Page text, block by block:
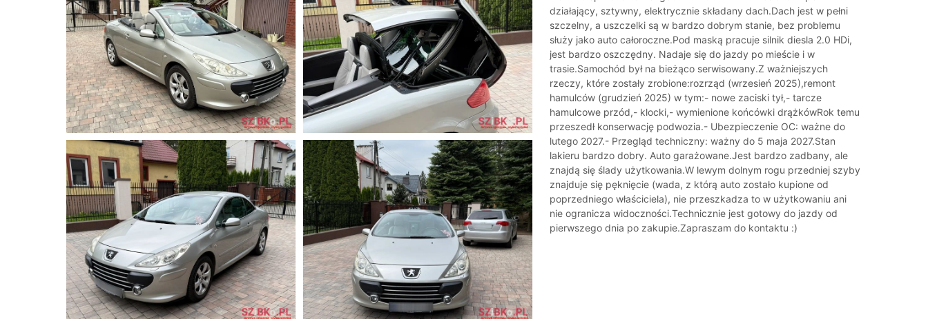
działający, sztywny, elektrycznie składany dach.Dach jest w pełni
szczelny, a uszczelki są w bardzo dobrym stanie, bez problemu
służy jako auto całoroczne.Pod maską pracuje silnik diesla 2.0 HDi,
jest bardzo oszczędny. Nadaje się do jazdy po mieście i w
trasie.Samochód był na bieżąco serwisowany.Z ważniejszych
rzeczy, które zostały zrobione:rozrząd (wrzesień 2025),remont
hamulców (grudzień 2025) w tym:- nowe zaciski tył,- tarcze
hamulcowe przód,- klocki,- wymienione końcówki drążkówRok temu
przeszedł konserwację podwozia.- Ubezpieczenie OC: ważne do
lutego 2027.- Przegląd techniczny: ważny do 5 maja 2027.Stan
lakieru bardzo dobry. Auto garażowane.Jest bardzo zadbany, ale
znajdą się ślady użytkowania.W lewym dolnym rogu przedniej szyby
znajduje się pęknięcie (wada, z którą auto zostało kupione od
poprzedniego właściciela), nie przeszkadza to w użytkowaniu ani
nie ogranicza widoczności.Technicznie jest gotowy do jazdy od
pierwszego dnia po zakupie.Zapraszam do kontaktu :)